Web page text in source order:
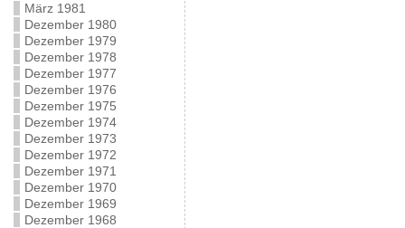
März 1981
Dezember 1980
Dezember 1979
Dezember 1978
Dezember 1977
Dezember 1976
Dezember 1975
Dezember 1974
Dezember 1973
Dezember 1972
Dezember 1971
Dezember 1970
Dezember 1969
Dezember 1968